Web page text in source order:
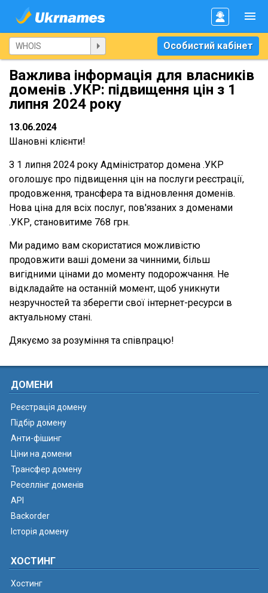
Особистий кабінет
Важлива інформація для власників
доменів .УКР: підвищення цін з 1
липня 2024 року
13.06.2024
Шановні клієнти!
З 1 липня 2024 року Адміністратор домена .УКР
оголошує про підвищення цін на послуги реєстрації,
продовження, трансфера та відновлення доменів.
Нова ціна для всіх послуг, пов'язаних з доменами
.УКР, становитиме 768 грн.
Ми радимо вам скористатися можливістю
продовжити ваші домени за чинними, більш
вигідними цінами до моменту подорожчання. Не
відкладайте на останній момент, щоб уникнути
незручностей та зберегти свої інтернет-ресурси в
актуальному стані.
Дякуємо за розуміння та співпрацю!
ДОМЕНИ
Реєстрація домену
Підбір домену
Анти-фішинг
Ціни на домени
Трансфер домену
Реселлінг доменів
API
Backorder
Історія домену
ХОСТИНГ
Хостинг